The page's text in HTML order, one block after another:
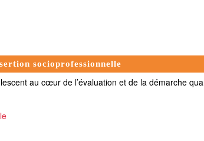
socioprofessionnelle
au cœur de l’évaluation et de la démarche